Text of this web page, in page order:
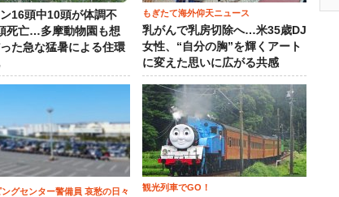
16頭中10頭が体調不
死亡…多摩動物園も想
た急な猛暑による住環
もぎたて海外仰天ニュース
乳がんで乳房切除へ…米35歳DJ
女性、“自分の胸”を輝くアート
に変えた思いに広がる共感
グセンター警備員 哀愁の日々 観光列車でGO！